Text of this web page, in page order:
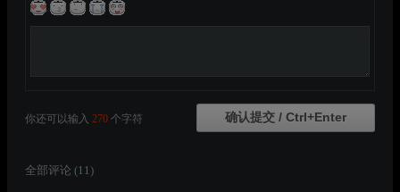
你还可以输入 270 个字符
全部评论 (11)